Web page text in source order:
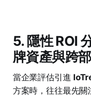
5. 隱性 ROI
牌資產與跨
當企業評估引進
方案時，往往最先關